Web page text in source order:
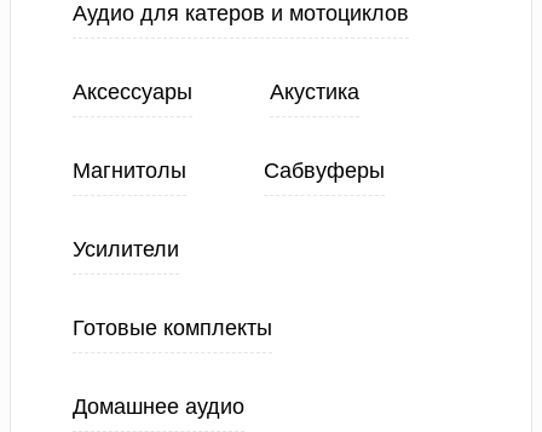
Аудио для катеров и мотоциклов
Аксессуары Акустика
Магнитолы Сабвуферы
Усилители
Готовые комплекты
Домашнее аудио